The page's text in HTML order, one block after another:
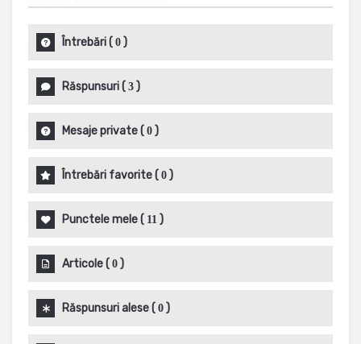
Întrebări( 0 )
Răspunsuri( 3 )
Mesaje private( 0 )
Întrebări favorite( 0 )
Punctele mele( 11 )
Articole( 0 )
Răspunsuri alese( 0 )